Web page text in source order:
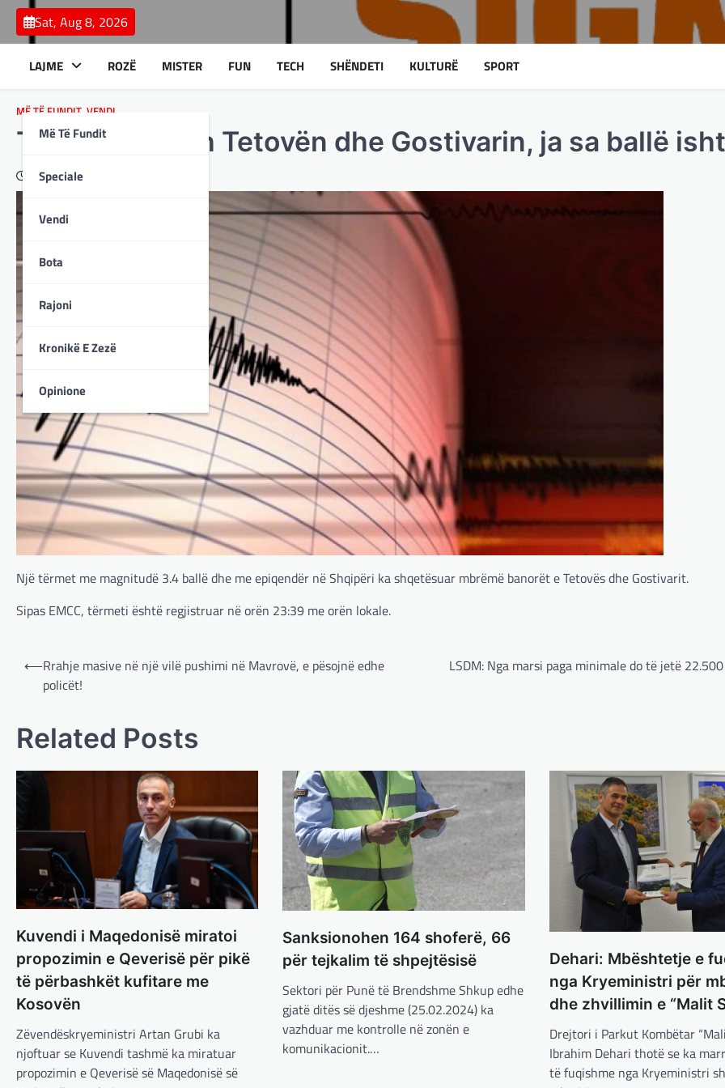
Skip
content
Sat, Aug 8, 2026
LAJME
Më Të Fundit
Speciale
Vendi
Bota
Rajoni
Kronikë E Zezë
Opinione
ROZË MISTER FUN TECH SHËNDETI KULTURË SPORT
MË TË FUNDIT VENDI
Tërmeti e dridh Tetovën dhe Gostivarin, ja sa ballë
January 3, 2024
Një tërmet me magnitudë 3.4 ballë dhe me epiqendër në Shqipëri ka shqetësuar mbrëmë banorët e Tetovës dhe Gostivarit.
Sipas EMCC, tërmeti është regjistruar në orën 23:39 me orën lokale.
Post
navigation
⟵Rrahje masive në një vilë pushimi në Mavrovë, e pësojnë edhe
policët!
LSDM: Nga marsi paga minimale do të jetë
Related Posts
Kuvendi i Maqedonisë miratoi
propozimin e Qeverisë për pikë
të përbashkët kufitare me
Kosovën
Zëvendëskryeministri Artan Grubi ka
njoftuar se Kuvendi tashmë ka miratuar
propozimin e Qeverisë së Maqedonisë së
Sanksionohen 164 shoferë, 66
për tejkalim të shpejtësisë
Sektori për Punë të Brendshme Shkup edhe
gjatë ditës së djeshme (25.02.2024) ka
vazhduar me kontrolle në zonën e
komunikacionit.…
Dehari: Mbështetje e
nga Kryeministri për
dhe zhvillimin e “Malit
Drejtori i Parkut Kombëtar
Ibrahim Dehari thotë se ka
të fuqishme nga Kryeministri